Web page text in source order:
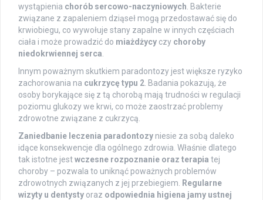
wystąpienia chorób sercowo-naczyniowych . Bakterie
związane z zapaleniem dziąseł mogą przedostawać się do
krwiobiegu, co wywołuje stany zapalne w innych częściach
ciała i może prowadzić do miażdżycy czy choroby
niedokrwiennej serca
Innym poważnym skutkiem paradontozy jest większe ryzyko
zachorowania na cukrzycę typu 2 . Badania pokazują, że
osoby borykające się z tą chorobą mają trudności w regulacji
poziomu glukozy we krwi, co może zaostrzać problemy
zdrowotne związane z cukrzycą.
Zaniedbanie leczenia paradontozy niesie za sobą daleko
idące konsekwencje dla ogólnego zdrowia. Właśnie dlatego
tak istotne jestwczesne rozpoznanie oraz terapia tej
choroby – pozwala to uniknąć poważnych problemów
zdrowotnych związanych z jej przebiegiem.
Regularne
wizyty u dentysty oraz odpowiednia higiena jamy ustnej